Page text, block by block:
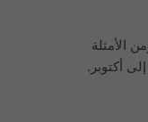
الأمثلة
أكتوبر.